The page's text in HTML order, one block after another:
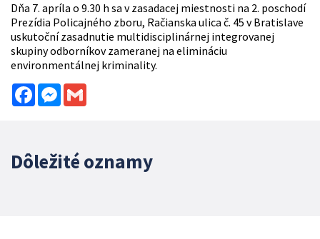
Dňa 7. apríla o 9.30 h sa v zasadacej miestnosti na 2. poschodí
Prezídia Policajného zboru, Račianska ulica č. 45 v Bratislave
uskutoční zasadnutie multidisciplinárnej integrovanej
skupiny odborníkov zameranej na elimináciu
environmentálnej kriminality.
FacebookMessenger
Dôležité oznamy